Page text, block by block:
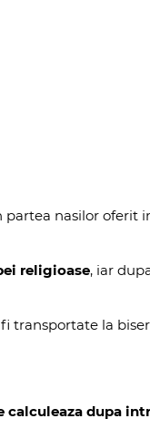
partea nasilor oferit
religioase, iar
transportate la
calculeaza dupa